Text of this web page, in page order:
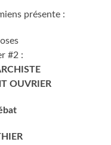
présente :
#2 :
OUVRIER